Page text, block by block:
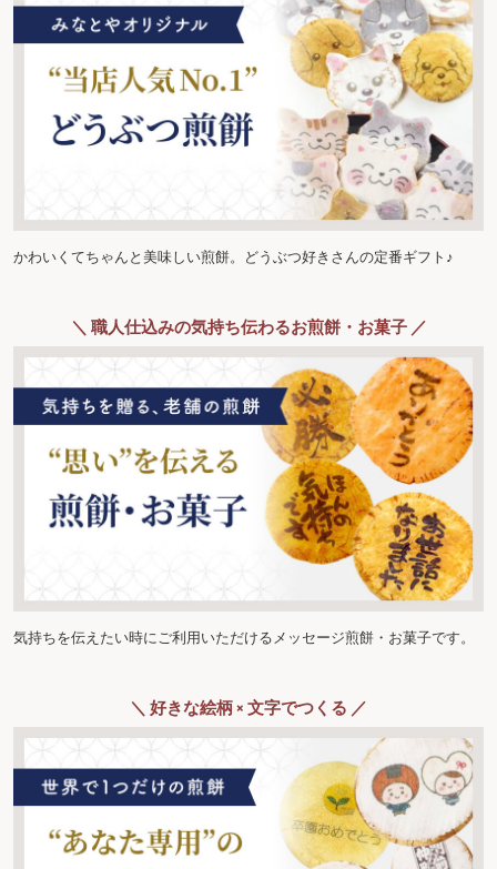
かわいくてちゃんと美味しい煎餅。どうぶつ好きさんの定番ギフト♪
＼ 職人仕込みの気持ち伝わるお煎餅・お菓子 ／
気持ちを伝えたい時にご利用いただけるメッセージ煎餅・お菓子です。
＼ 好きな絵柄 × 文字でつくる ／